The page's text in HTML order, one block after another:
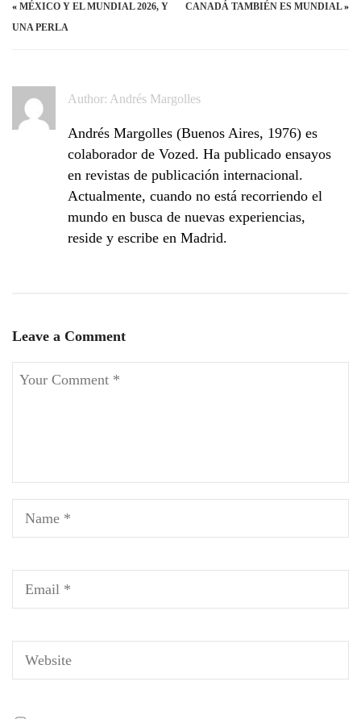
« MÉXICO Y EL MUNDIAL 2026, Y
UNA PERLA
CANADÁ TAMBIÉN ES MUNDIAL»
Author: Andrés Margolles
Andrés Margolles (Buenos Aires, 1976) es
colaborador de Vozed. Ha publicado ensayos
en revistas de publicación internacional.
Actualmente, cuando no está recorriendo el
mundo en busca de nuevas experiencias,
reside y escribe en Madrid.
Leave a Comment